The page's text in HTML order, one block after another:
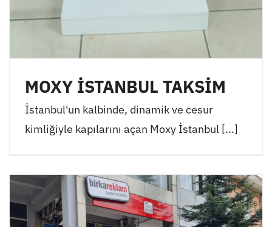
MOXY İSTANBUL TAKSİM
İstanbul'un kalbinde, dinamik ve cesur
kimliğiyle kapılarını açan Moxy İstanbul [...]